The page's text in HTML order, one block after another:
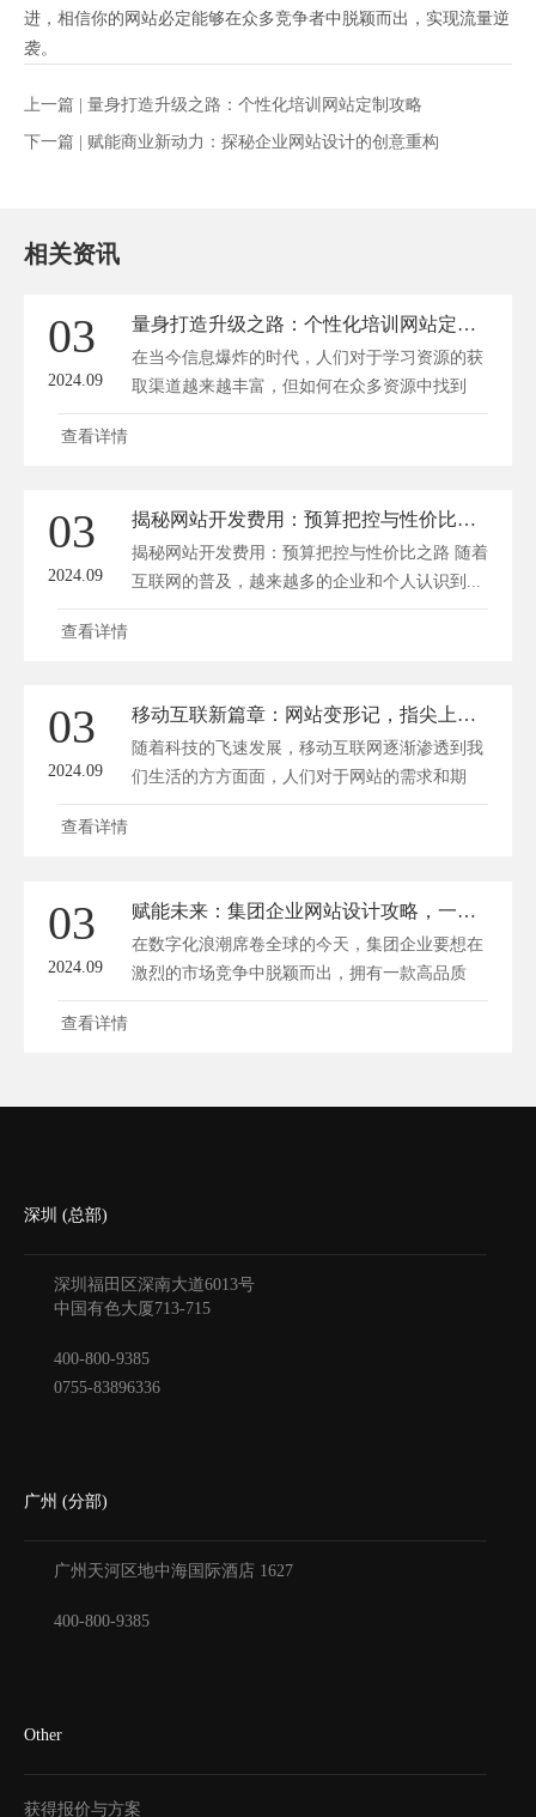
进，相信你的网站必定能够在众多竞争者中脱颖而出，实现流量逆
袭。
上一篇 | 量身打造升级之路：个性化培训网站定制攻略
下一篇 | 赋能商业新动力：探秘企业网站设计的创意重构
相关资讯
03
2024.09
量身打造升级之路：个性化培训网站定制攻略
在当今信息爆炸的时代，人们对于学习资源的获
取渠道越来越丰富，但如何在众多资源中找到
适...
查看详情
03
2024.09
揭秘网站开发费用：预算把控与性价比之路
揭秘网站开发费用：预算把控与性价比之路 随着
互联网的普及，越来越多的企业和个人认识到...
查看详情
03
2024.09
移动互联新篇章：网站变形记，指尖上的极致体验
随着科技的飞速发展，移动互联网逐渐渗透到我
们生活的方方面面，人们对于网站的需求和期
待...
查看详情
03
2024.09
赋能未来：集团企业网站设计攻略，一键解锁数字化大门
在数字化浪潮席卷全球的今天，集团企业要想在
激烈的市场竞争中脱颖而出，拥有一款高品质
的...
查看详情
深圳 (总部)
深圳福田区深南大道6013号
中国有色大厦 713-715
400-800-9385
0755-83896336
广州 (分部)
广州天河区地中海国际酒店 1627
400-800-9385
Other
获得报价与方案